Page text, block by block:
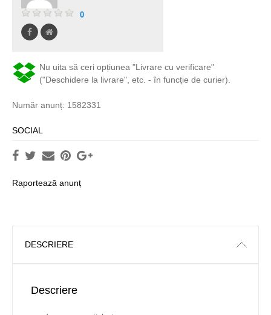
0
Nu uita să ceri opțiunea "Livrare cu verificare"
("Deschidere la livrare", etc. - în funcție de curier).
Număr anunț: 1582331
SOCIAL
Raportează anunț
DESCRIERE
Descriere